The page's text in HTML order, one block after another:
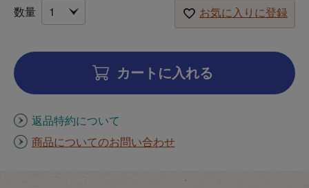
お気に入りに登録
カートに入れる
返品特約について
商品についてのお問い合わせ